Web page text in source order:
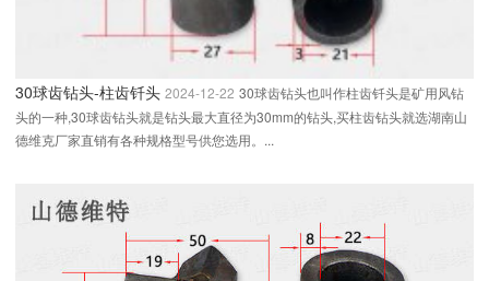
30球齿钻头-柱齿钎头 2024-12-22 30球齿钻头也叫作柱齿钎头是矿用风钻
头的一种,30球齿钻头就是钻头最大直径为30mm的钻头,买柱齿钻头就选湖南山
德维克厂家直销有各种规格型号供您选用。...